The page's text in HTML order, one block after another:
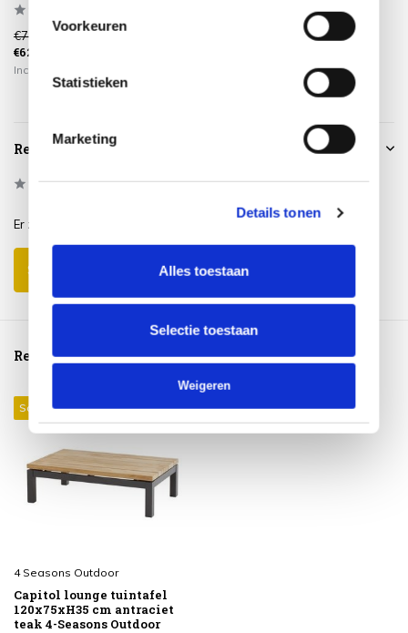
Voorkeuren
Statistieken
Marketing
Details tonen
Alles toestaan
Selectie toestaan
Weigeren
€739,00
€629,00
Incl. btw
Reviews
0/5 Based on 0 reviews
Er zijn nog geen reviews geschreven over dit product..
Schrijf je eigen review
Reeds bekeken
Sale 15%
4 Seasons Outdoor
Capitol lounge tuintafel
120x75xH35 cm antraciet
teak 4-Seasons Outdoor